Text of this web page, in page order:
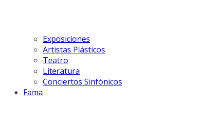
Exposiciones
Artistas Plásticos
Teatro
Literatura
Conciertos Sinfónicos
Fama